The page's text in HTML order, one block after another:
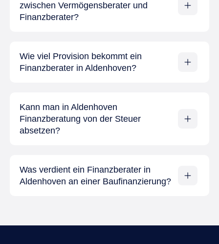
zwischen Vermögensberater und
Finanzberater?
Wie viel Provision bekommt ein
Finanzberater in Aldenhoven?
Kann man in Aldenhoven
Finanzberatung von der Steuer
absetzen?
Was verdient ein Finanzberater in
Aldenhoven an einer Baufinanzierung?